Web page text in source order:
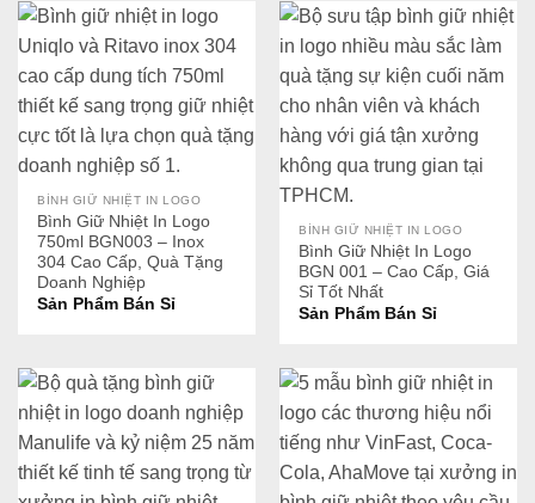
BÌNH GIỮ NHIỆT IN LOGO
Bình Giữ Nhiệt In Logo
750ml BGN003 – Inox
304 Cao Cấp, Quà Tặng
Doanh Nghiệp
Sản Phẩm Bán Sỉ
BÌNH GIỮ NHIỆT IN LOGO
Bình Giữ Nhiệt In Logo
BGN 001 – Cao Cấp, Giá
Sỉ Tốt Nhất
Sản Phẩm Bán Sỉ